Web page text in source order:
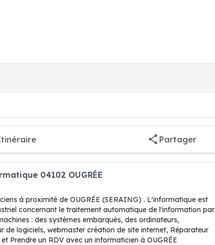
Partager
04102 OUGRÉE
à proximité de OUGRÉE (SERAING) . L'informatique est
concernant le traitement automatique de l'information par
: des systèmes embarqués, des ordinateurs,
logiciels, webmaster création de site internet, Réparateur
Prendre un RDV avec un informaticien à OUGRÉE